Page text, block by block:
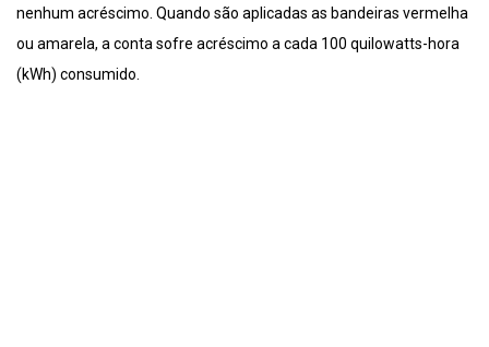
nenhum acréscimo. Quando são aplicadas as bandeiras vermelha
ou amarela, a conta sofre acréscimo a cada 100 quilowatts-hora
(kWh) consumido.